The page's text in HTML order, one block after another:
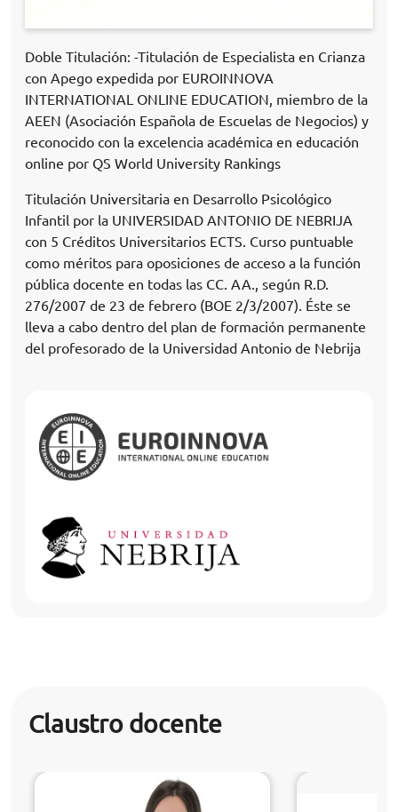
Doble Titulación: -Titulación de Especialista en Crianza
con Apego expedida por EUROINNOVA
INTERNATIONAL ONLINE EDUCATION, miembro de la
AEEN (Asociación Española de Escuelas de Negocios) y
reconocido con la excelencia académica en educación
online por QS World University Rankings
Titulación Universitaria en Desarrollo Psicológico
Infantil por la UNIVERSIDAD ANTONIO DE NEBRIJA
con 5 Créditos Universitarios ECTS. Curso puntuable
como méritos para oposiciones de acceso a la función
pública docente en todas las CC. AA., según R.D.
276/2007 de 23 de febrero (BOE 2/3/2007). Éste se
lleva a cabo dentro del plan de formación permanente
del profesorado de la Universidad Antonio de Nebrija
Claustro docente